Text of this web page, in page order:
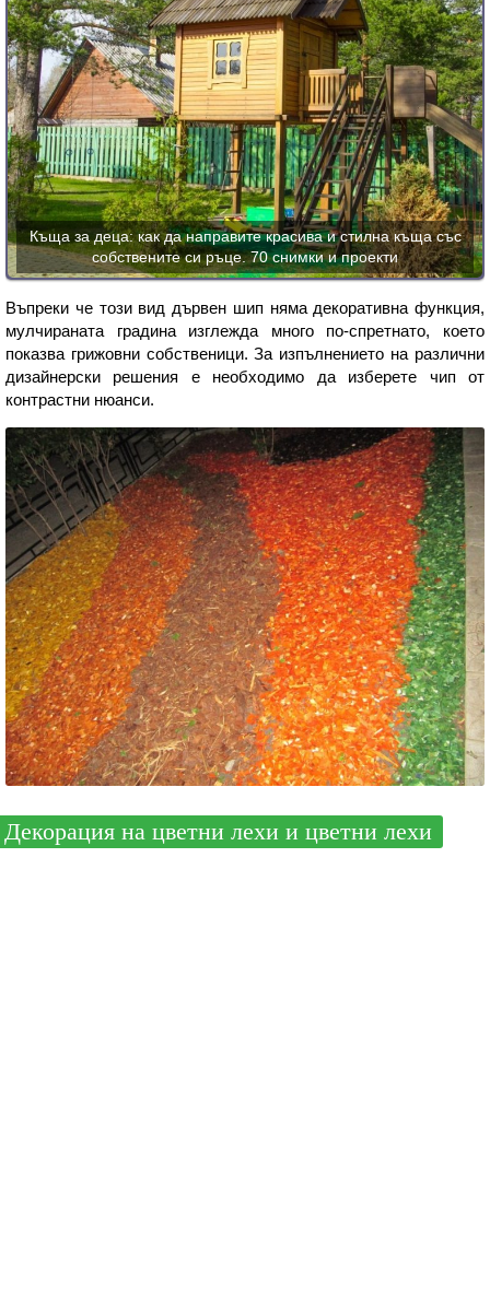
Къща за деца: как да направите красива и стилна къща със
собствените си ръце. 70 снимки и проекти
Въпреки че този вид дървен шип няма декоративна функция,
мулчираната градина изглежда много по-спретнато, което
показва грижовни собственици. За изпълнението на различни
дизайнерски решения е необходимо да изберете чип от
контрастни нюанси.
Декорация на цветни лехи и цветни лехи